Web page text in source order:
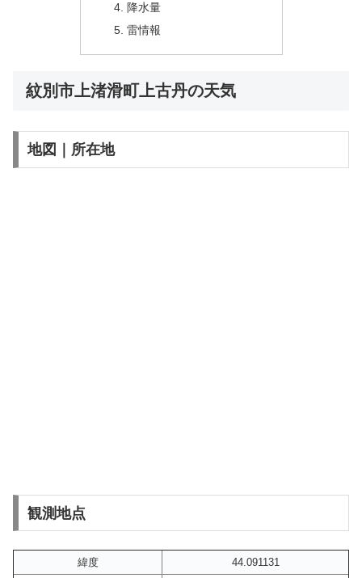
降水量
雷情報
紋別市上渚滑町上古丹の天気
地図｜所在地
観測地点
緯度 44.091131